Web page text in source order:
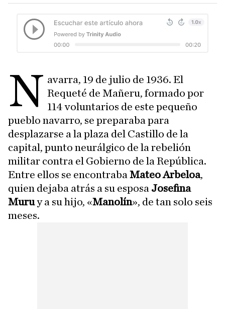
N avarra, 19 de julio de 1936. El
Requeté de Mañeru, formado por
114 voluntarios de este pequeño
pueblo navarro, se preparaba para
desplazarse a la plaza del Castillo de la
capital, punto neurálgico de la rebelión
militar contra el Gobierno de la República.
Entre ellos se encontraba Mateo Arbeloa,
quien dejaba atrás a su esposa Josefina
Muruy a su hijo, «Manolín», de tan solo seis
meses.